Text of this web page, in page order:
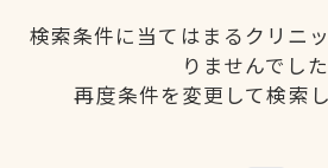
検索条件に当てはまるクリニ
りませんでした
再度条件を変更して検索